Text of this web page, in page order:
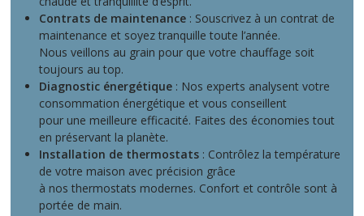
Contrats de maintenance : Souscrivez à un contrat de
maintenance et soyez tranquille toute l’année.
Nous veillons au grain pour que votre chauffage soit
toujours au top.
Diagnostic énergétique : Nos experts analysent votre
consommation énergétique et vous conseillent
pour une meilleure efficacité. Faites des économies tout
en préservant la planète.
Installation de thermostats : Contrôlez la température
de votre maison avec précision grâce
à nos thermostats modernes. Confort et contrôle sont à
portée de main.